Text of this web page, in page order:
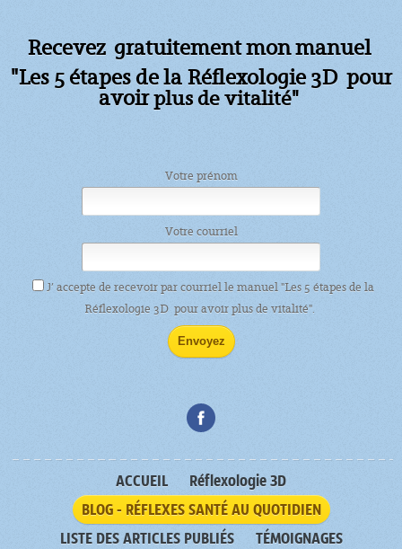
Recevez gratuitement mon manuel
"Les 5 étapes de la Réflexologie 3D pour
avoirplus de vitalité"
Votre prénom
Votre courriel
J’ accepte de recevoir par courriel le manuel "Les 5 étapes de la
Réflexologie 3D pour avoir plus de vitalité".
ACCUEIL
Réflexologie 3D
BLOG - RÉFLEXES SANTÉ AU QUOTIDIEN
LISTE DES ARTICLES PUBLIÉS
TÉMOIGNAGES